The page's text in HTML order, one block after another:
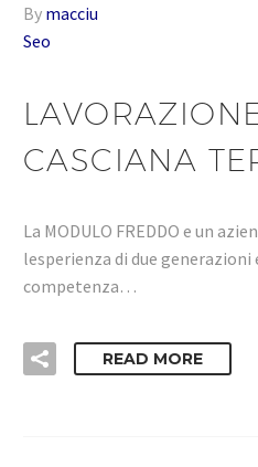
By macciu
Seo
CASCIANA
La MODULO FREDDO e un
lesperienza di due generazioni
competenza…
READ MORE